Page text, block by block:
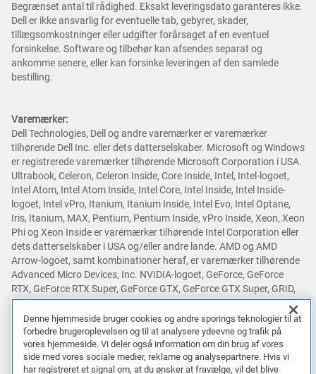
Begrænset antal til rådighed. Eksakt leveringsdato garanteres ikke.
Dell er ikke ansvarlig for eventuelle tab, gebyrer, skader,
tillægsomkostninger eller udgifter forårsaget af en eventuel
forsinkelse. Software og tilbehør kan afsendes separat og
ankomme senere, eller kan forsinke leveringen af den samlede
bestilling.
Varemærker:
Dell Technologies, Dell og andre varemærker er varemærker
tilhørende Dell Inc. eller dets datterselskaber. Microsoft og Windows
er registrerede varemærker tilhørende Microsoft Corporation i USA.
Ultrabook, Celeron, Celeron Inside, Core Inside, Intel, Intel-logoet,
Intel Atom, Intel Atom Inside, Intel Core, Intel Inside, Intel Inside-
logoet, Intel vPro, Itanium, Itanium Inside, Intel Evo, Intel Optane,
Iris, Itanium, MAX, Pentium, Pentium Inside, vPro Inside, Xeon, Xeon
Phi og Xeon Inside er varemærker tilhørende Intel Corporation eller
dets datterselskaber i USA og/eller andre lande. AMD og AMD
Arrow-logoet, samt kombinationer heraf, er varemærker tilhørende
Advanced Micro Devices, Inc. NVIDIA-logoet, GeForce, GeForce
RTX, GeForce RTX Super, GeForce GTX, GeForce GTX Super, GRID,
SHIELD, Battery Boost, Reflex, DLSS, CUDA, FXAA, GameStream, G-
SYNC, G-SYNC Ultimate, NVLINK, ShadowPlay, SLI, TXAA, PhysX,
GeForce Experience, GeForce NOW, Maxwell, Pascal og Turing er
varemærker og/eller registrerede varemærker tilhørende NVIDIA
Corporation i USA og andre lande. Snapdragon er et varemærke
Denne hjemmeside bruger cookies og andre sporings teknologier til at
forbedre brugeroplevelsen og til at analysere ydeevne og trafik på
vores hjemmeside. Vi deler også information om din brug af vores
side med vores sociale medier, reklame og analysepartnere. Hvis vi
har registreret et signal om, at du ønsker at fravælge, vil det blive